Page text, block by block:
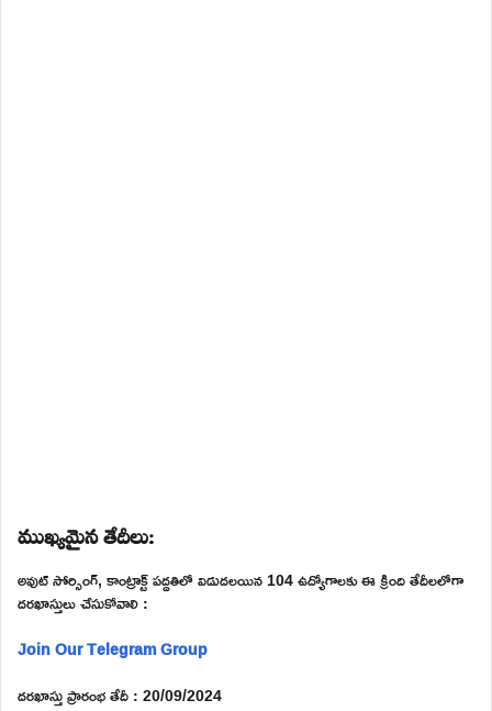
ముఖ్యమైన తేదీలు:
అవుట్ సోర్సింగ్, కాంట్రాక్ట్ పద్దతిలో విడుదలయిన 104 ఉద్యోగాలకు ఈ క్రింది తేదీలలోగా
దరఖాస్తులు చేసుకోవాలి :
Join Our Telegram Group
దరఖాస్తు ప్రారంభ తేదీ : 20/09/2024